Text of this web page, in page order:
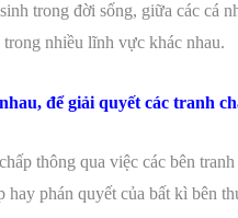
trong đời sống, giữa các cá
nhiều lĩnh vực khác nhau.
để giải quyết các tranh
thông qua việc các bên
phán quyết của bất kì bên